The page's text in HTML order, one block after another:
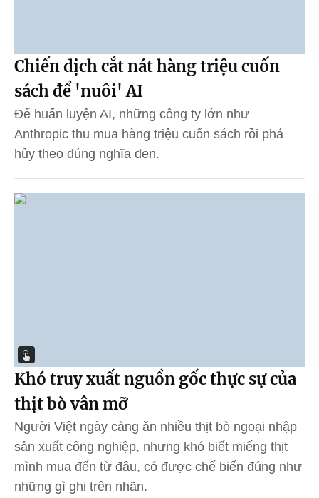
Chiến dịch cắt nát hàng triệu cuốn
sách để 'nuôi' AI
Để huấn luyện AI, những công ty lớn như
Anthropic thu mua hàng triệu cuốn sách rồi phá
hủy theo đúng nghĩa đen.
Khó truy xuất nguồn gốc thực sự của
thịt bò vân mỡ
Người Việt ngày càng ăn nhiều thịt bò ngoại nhập
sản xuất công nghiệp, nhưng khó biết miếng thịt
mình mua đến từ đâu, có được chế biến đúng như
những gì ghi trên nhãn.